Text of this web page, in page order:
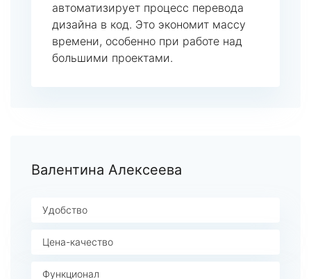
автоматизирует процесс перевода
дизайна в код. Это экономит массу
времени, особенно при работе над
большими проектами.
Валентина Алексеева
Удобство
Цена-качество
Функционал